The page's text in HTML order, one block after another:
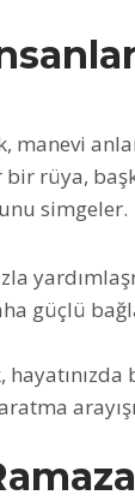
manevi
rüya,
simgeler.
güçlü